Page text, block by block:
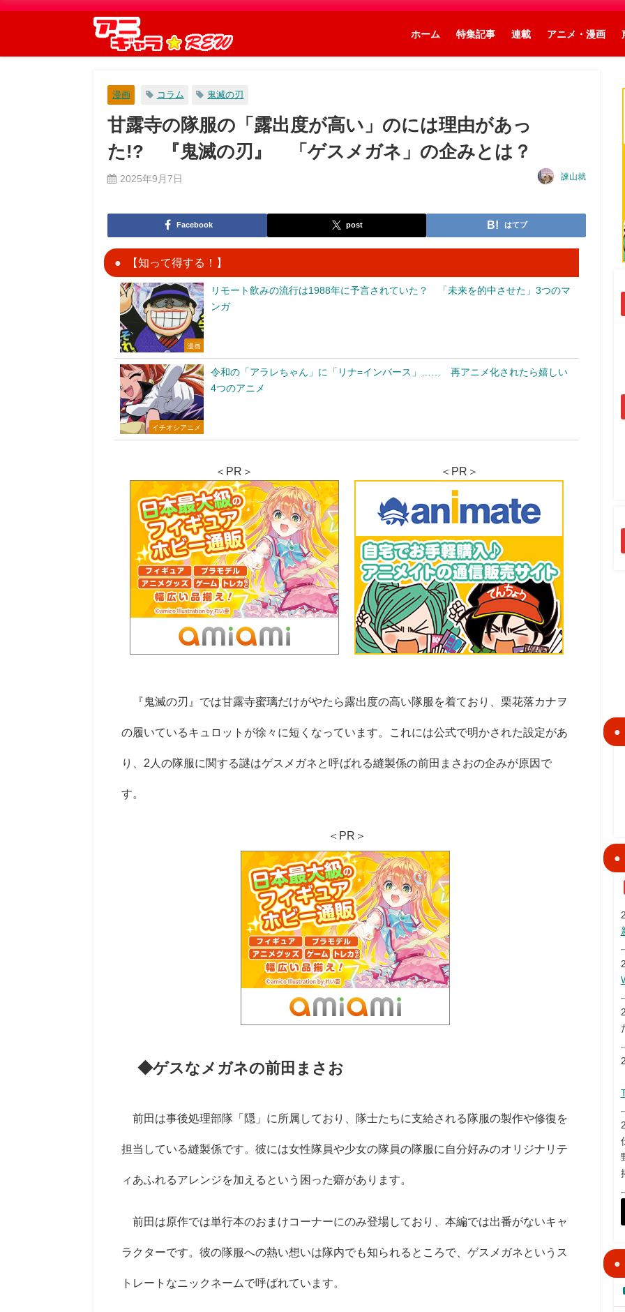
ホーム 特集記事 連載 アニメ・漫画
漫画 コラム 鬼滅の刃
甘露寺の隊服の「露出度が高い」のには理由があっ
た!? 『鬼滅の刃』 「ゲスメガネ」の企みとは？
2025年9月7日 諫山就
Facebook post はてブ
【知って得する！】
漫画
リモート飲みの流行は1988年に予言されていた？ 「未来を的中させた」3つのマ
ンガ
イチオシアニメ
令和の「アラレちゃん」に「リナ=インバース」…… 再アニメ化されたら嬉しい
4つのアニメ
＜PR＞ ＜PR＞
『鬼滅の刃』では甘露寺蜜璃だけがやたら露出度の高い隊服を着ており、栗花落カナヲ
の履いているキュロットが徐々に短くなっています。これには公式で明かされた設定があ
り、 2 人の隊服に関する謎はゲスメガネと呼ばれる縫製係の前田まさおの企みが原因で
す。
＜PR＞
◆ゲスなメガネの前田まさお
前田は事後処理部隊「隠」に所属しており、隊士たちに支給される隊服の製作や修復を
担当している縫製係です。彼には女性隊員や少女の隊員の隊服に自分好みのオリジナリテ
ィあふれるアレンジを加えるという困った癖があります。
前田は原作では単行本のおまけコーナーにのみ登場しており、本編では出番がないキャ
ラクターです。彼の隊服への熱い想いは隊内でも知られるところで、ゲスメガネというス
トレートなニックネームで呼ばれています。